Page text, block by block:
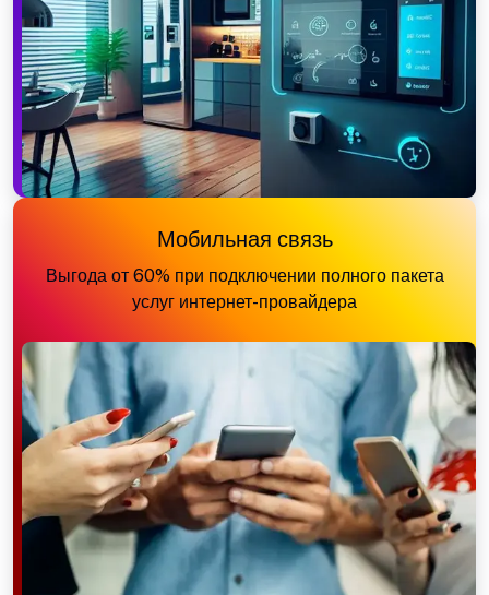
Мобильная связь
Выгода от 60% при подключении полного пакета
услуг интернет-провайдера